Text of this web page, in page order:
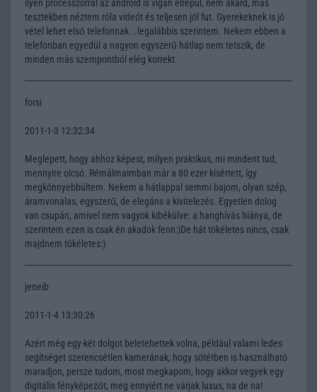
ilyen processzorral az android is vígan elrepül, nem akard, más
tesztekben néztem róla videót és teljesen jól fut. Gyerekeknek is jó
vétel lehet első telefonnak...legalábbis szerintem. Nekem ebben a
telefonban egyedül a nagyon egyszerű hátlap nem tetszik, de
minden más szempontból elég korrekt.
forsi
2011-1-3 12:32:34
Meglepett, hogy ahhoz képest, milyen praktikus, mi mindent tud,
mennyire olcsó. Rémálmaimban már a 80 ezer kísértett, így
megkönnyebbültem. Nekem a hátlappal semmi bajom, olyan szép,
áramvonalas, egyszerű, de elegáns a kivitelezés. Egyetlen dolog
van csupán, amivel nem vagyok kibékülve: a hanghívás hiánya, de
szerintem ezen is csak én akadok fenn:)De hát tökéletes nincs, csak
majdnem tökéletes:)
jeneib
2011-1-4 13:30:26
Azért még egy-két dolgot beletehettek volna, például valami ledes
segítséget szerencsétlen kamerának, hogy sötétben is használható
maradjon, persze tudom, most megkapom, hogy akkor vegyek egy
digitális fényképezőt, meg ennyiért ne várjak luxus, na de na!